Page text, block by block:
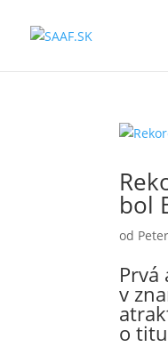
bol
od
v
o